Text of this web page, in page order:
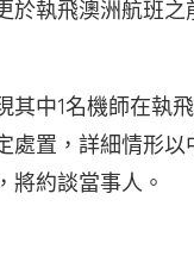
於執飛澳洲航班
其中1名機師在執
處置，詳細情形
將約談當事人。